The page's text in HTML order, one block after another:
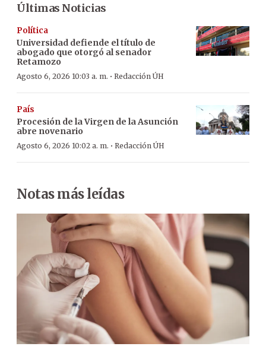
Últimas Noticias
Política
Universidad defiende el título de
abogado que otorgó al senador
Retamozo
Agosto 6, 2026 10:03 a. m. · Redacción ÚH
País
Procesión de la Virgen de la Asunción
abre novenario
Agosto 6, 2026 10:02 a. m. · Redacción ÚH
Notas más leídas